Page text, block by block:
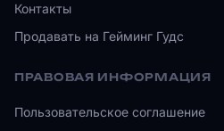
Контакты
Продавать на Гейминг Гудс
ПРАВОВАЯ ИНФОРМАЦИЯ
Пользовательское соглашение